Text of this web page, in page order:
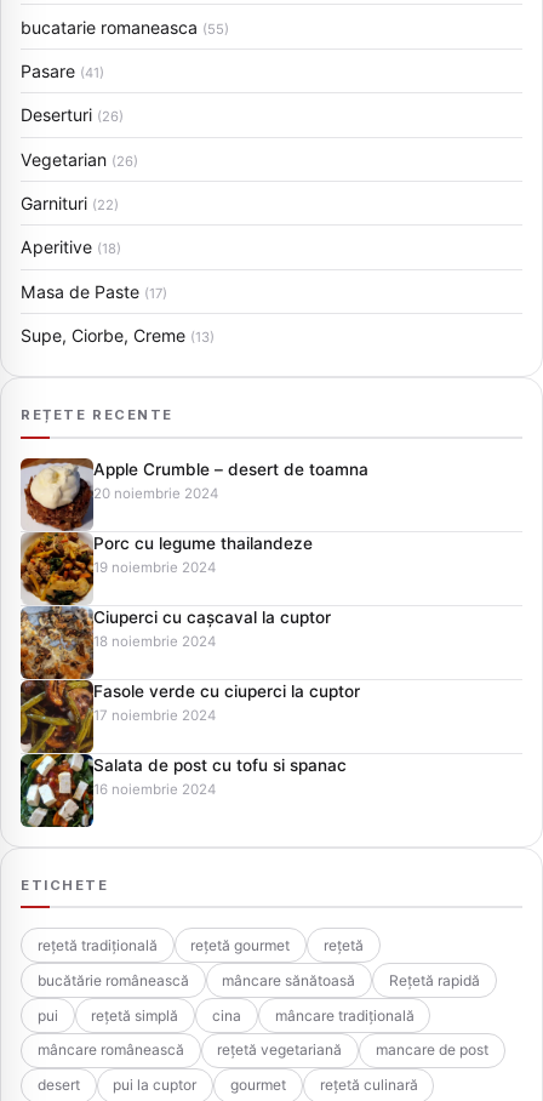
bucatarie romaneasca (55)
Pasare (41)
Deserturi (26)
Vegetarian (26)
Garnituri (22)
Aperitive (18)
Masa de Paste (17)
Supe, Ciorbe, Creme (13)
REȚETE RECENTE
Apple Crumble – desert de toamna
20 noiembrie 2024
Porc cu legume thailandeze
19 noiembrie 2024
Ciuperci cu cașcaval la cuptor
18 noiembrie 2024
Fasole verde cu ciuperci la cuptor
17 noiembrie 2024
Salata de post cu tofu si spanac
16 noiembrie 2024
ETICHETE
rețetă tradițională rețetă gourmet
rețetă
bucătărie românească
mâncare sănătoasă
Rețetă rapidă
pui
rețetă simplă cina
mâncare tradițională
mâncare românească
rețetă vegetariană
mancare de post
desert
pui la cuptor gourmet rețetă culinară